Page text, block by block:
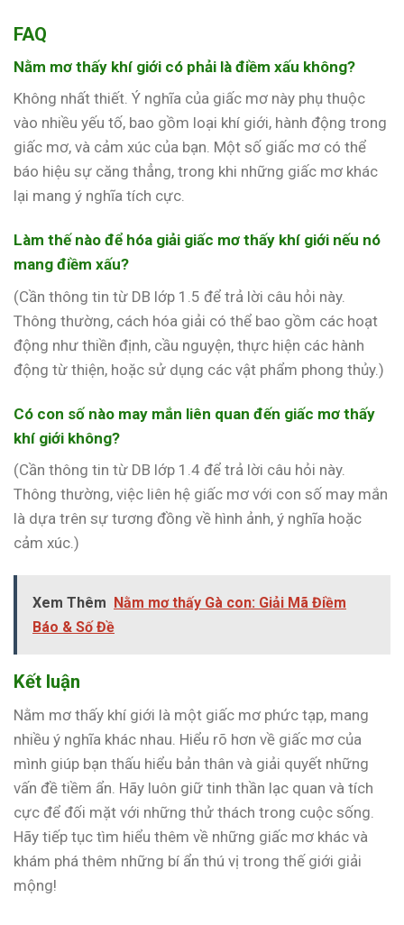
FAQ
Nằm mơ thấy khí giới có phải là điềm xấu không?
Không nhất thiết. Ý nghĩa của giấc mơ này phụ thuộc
vào nhiều yếu tố, bao gồm loại khí giới, hành động trong
giấc mơ, và cảm xúc của bạn. Một số giấc mơ có thể
báo hiệu sự căng thẳng, trong khi những giấc mơ khác
lại mang ý nghĩa tích cực.
Làm thế nào để hóa giải giấc mơ thấy khí giới nếu nó
mang điềm xấu?
(Cần thông tin từ DB lớp 1.5 để trả lời câu hỏi này.
Thông thường, cách hóa giải có thể bao gồm các hoạt
động như thiền định, cầu nguyện, thực hiện các hành
động từ thiện, hoặc sử dụng các vật phẩm phong thủy.)
Có con số nào may mắn liên quan đến giấc mơ thấy
khí giới không?
(Cần thông tin từ DB lớp 1.4 để trả lời câu hỏi này.
Thông thường, việc liên hệ giấc mơ với con số may mắn
là dựa trên sự tương đồng về hình ảnh, ý nghĩa hoặc
cảm xúc.)
Xem Thêm
Nằm mơ thấy Gà con: Giải Mã Điềm
Báo & Số Đề
Kết luận
Nằm mơ thấy khí giới là một giấc mơ phức tạp, mang
nhiều ý nghĩa khác nhau. Hiểu rõ hơn về giấc mơ của
mình giúp bạn thấu hiểu bản thân và giải quyết những
vấn đề tiềm ẩn. Hãy luôn giữ tinh thần lạc quan và tích
cực để đối mặt với những thử thách trong cuộc sống.
Hãy tiếp tục tìm hiểu thêm về những giấc mơ khác và
khám phá thêm những bí ẩn thú vị trong thế giới giải
mộng!